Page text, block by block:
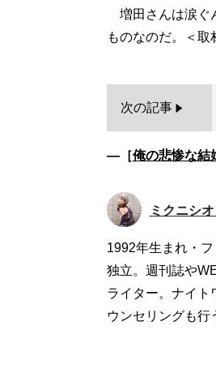
増田さんは涙ぐ
次の記事
―［俺の悲惨な結
ミクニシオ
1992年生まれ・
独立。週刊誌や
ライター。ナイト
ウンセリングも行